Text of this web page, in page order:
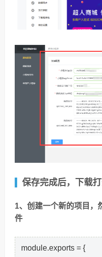
保存完成后，下载
1、创建一个新的项目，
件
module.exports = {